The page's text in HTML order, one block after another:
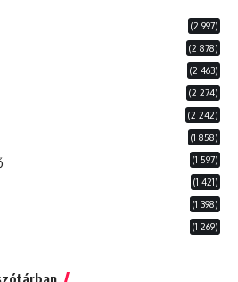
(2 997)
(2 878)
(2 463)
(2 274)
(2 242)
(1 858)
(1 597)
(1 421)
(1 398)
(1 269)